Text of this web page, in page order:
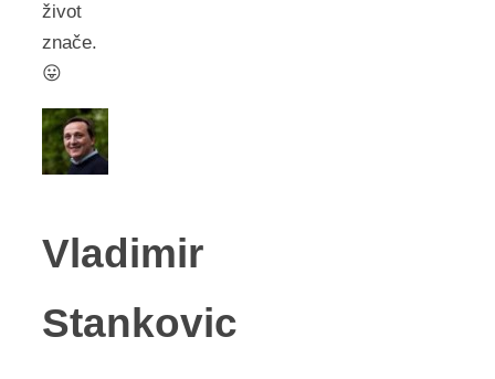
život
znače.
😛
Vladimir
Stankovic